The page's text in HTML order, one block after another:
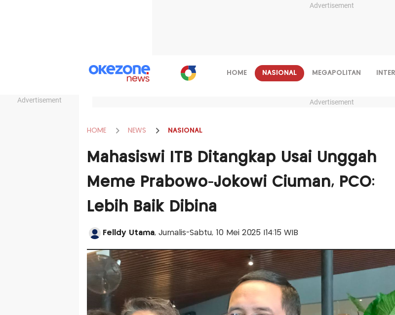
Advertisement
Advertisement
HOME NASIONAL MEGAPOLITAN
Advertisement
HOME NEWS NASIONAL
Mahasiswi ITB Ditangkap Usai Unggah
Meme Prabowo-Jokowi Ciuman, PCO:
Lebih Baik Dibina
Felldy Utama, Jurnalis-Sabtu, 10 Mei 2025 |14:15 WIB